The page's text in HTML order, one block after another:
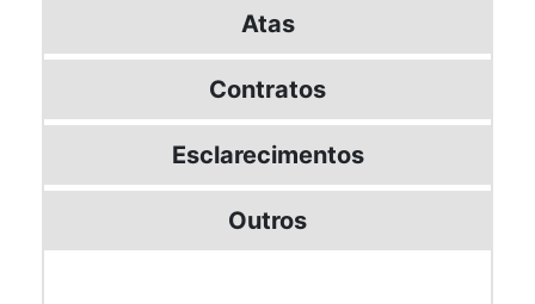
Atas
Contratos
Esclarecimentos
Outros